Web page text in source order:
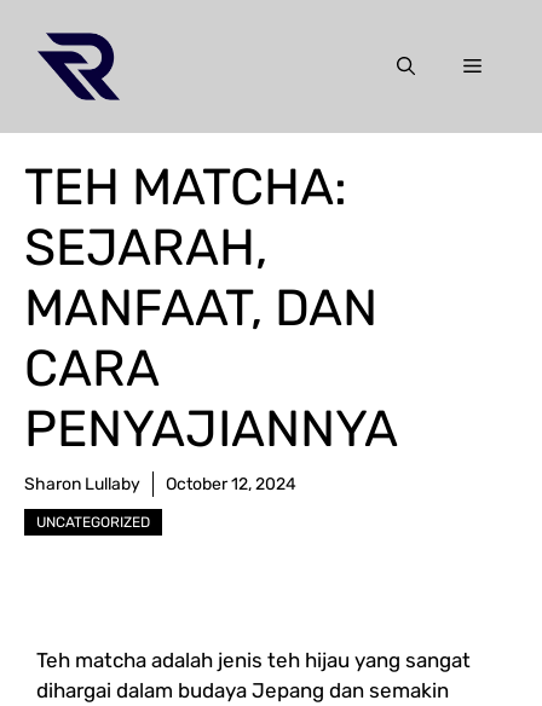
content
Menu
TEH MATCHA:
SEJARAH,
MANFAAT, DAN
CARA
PENYAJIANNYA
Sharon Lullaby October 12, 2024
UNCATEGORIZED
Teh matcha adalah jenis teh hijau yang sangat
dihargai dalam budaya Jepang dan semakin